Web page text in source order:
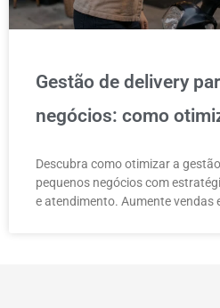
Gestão de delivery
negócios: como
Descubra como otimizar a
pequenos negócios com
e atendimento. Aumente vendas